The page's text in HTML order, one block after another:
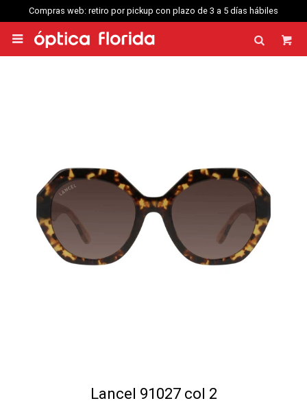
Compras web: retiro por pickup con plazo de 3 a 5 días hábiles

Lancel 91027 col 2